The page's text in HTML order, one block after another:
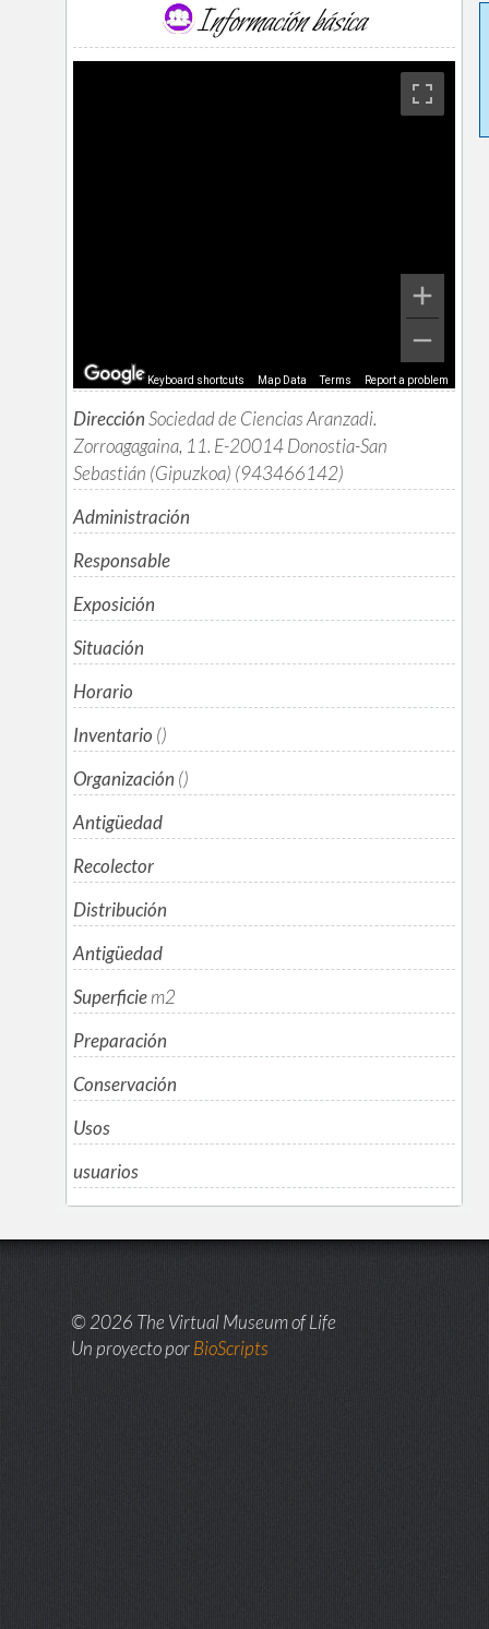
Información básica
Keyboard shortcuts Map Data Terms Report a problem
DirecciónSociedad de Ciencias Aranzadi.
Zorroagagaina, 11. E-20014 Donostia-San
Sebastián (Gipuzkoa) (943466142)
Administración
Responsable
Exposición
Situación
Horario
Inventario ()
Organización ()
Antigüedad
Recolector
Distribución
Antigüedad
Superficiem2
Preparación
Conservación
Usos
usuarios
© 2026 The Virtual Museum of Life
Un proyecto porBioScripts